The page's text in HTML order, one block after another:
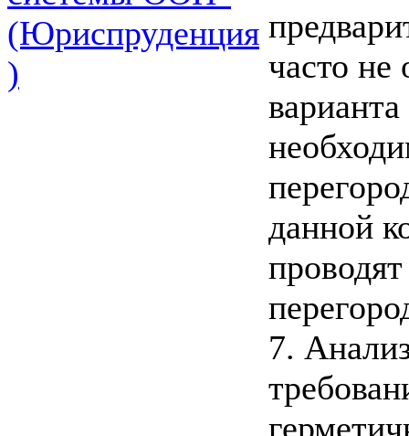
(Юриспруденция
)
часто
данной
7.